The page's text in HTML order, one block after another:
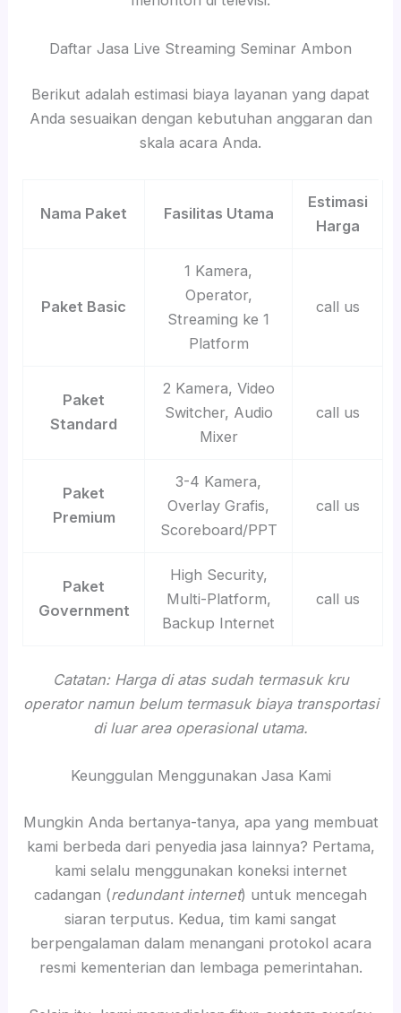
Daftar Jasa Live Streaming Seminar Ambon
Berikut adalah estimasi biaya layanan yang dapat
Anda sesuaikan dengan kebutuhan anggaran dan
skala acara Anda.
Nama Paket Fasilitas Utama
Estimasi
Harga
Paket Basic
1 Kamera,
Operator,
Streaming ke 1
Platform
call us
Paket
Standard
2 Kamera, Video
Switcher, Audio
Mixer
call us
Paket
Premium
3-4 Kamera,
Overlay Grafis,
Scoreboard/PPT
call us
Paket
Government
High Security,
Multi-Platform,
Backup Internet
call us
Catatan: Harga di atas sudah termasuk kru
operator namun belum termasuk biaya transportasi
di luar area operasional utama.
Keunggulan Menggunakan Jasa Kami
Mungkin Anda bertanya-tanya, apa yang membuat
kami berbeda dari penyedia jasa lainnya? Pertama,
kami selalu menggunakan koneksi internet
cadangan (redundant internet) untuk mencegah
siaran terputus. Kedua, tim kami sangat
berpengalaman dalam menangani protokol acara
resmi kementerian dan lembaga pemerintahan.